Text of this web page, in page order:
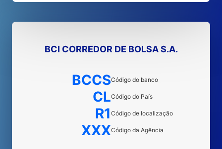
BCI CORREDOR DE BOLSA S.A.
BCCSCódigo do banco
CLCódigo do País
R1 Código de localização
XXXCódigo da Agência